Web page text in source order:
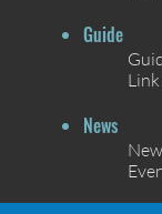
Guide
News